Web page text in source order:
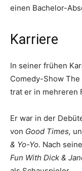
einen Bachelor-
Karriere
In seiner frühen
Comedy-Show
trat er in mehreren
Er war in der
von Good Times,
& Yo-Yo. Nach
Fun With Dick &